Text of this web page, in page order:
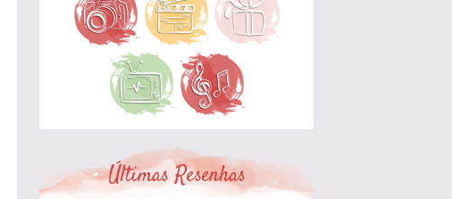
Últimas Resenhas